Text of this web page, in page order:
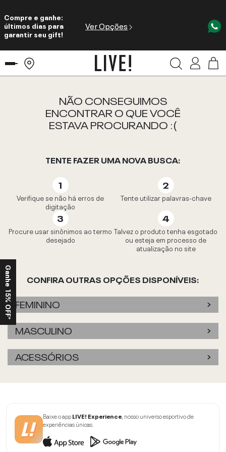
Compre e ganhe:
últimos dias para
garantir seu gift!
Ver Opções
NÃO CONSEGUIMOS
ENCONTRAR O QUE VOCÊ
ESTAVA PROCURANDO :(
TENTE FAZER UMA NOVA BUSCA:
Verifique se não há erros de
digitação
Tente utilizar palavras-chave
Procure usar sinônimos ao termo
desejado
Talvez o produto tenha esgotado
ou esteja em processo de
atualização no site
CONFIRA OUTRAS OPÇÕES DISPONÍVEIS:
FEMININO
MASCULINO
ACESSÓRIOS
Baixe o appLIVE! Experience, nosso universo esportivo de
experiências únicas.
Ganhe 15% OFF*